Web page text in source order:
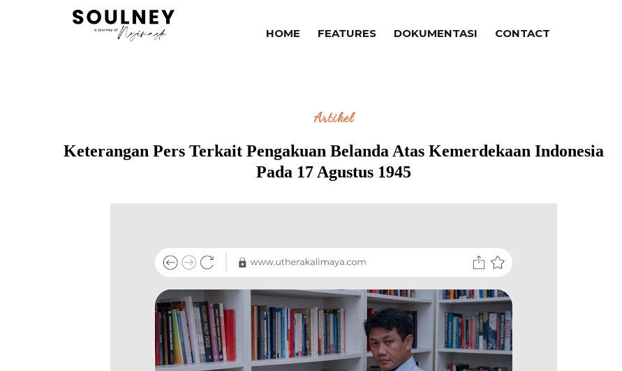
HOME FEATURES DOKUMENTASI CONTACT
Artikel
Keterangan Pers Terkait Pengakuan Belanda Atas Kemerdekaan Indonesia
Pada 17 Agustus 1945